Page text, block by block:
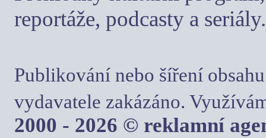
reportáže, podcasty a seriály.
Publikování nebo šíření
vydavatele zakázáno.
2000 - 2026 © reklamní